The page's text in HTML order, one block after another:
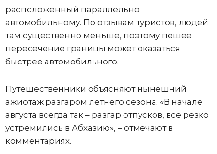
расположенный параллельно
автомобильному. По отзывам туристов, людей
там существенно меньше, поэтому пешее
пересечение границы может оказаться
быстрее автомобильного.
Путешественники объясняют нынешний
ажиотаж разгаром летнего сезона. «В начале
августа всегда так – разгар отпусков, все резко
устремились в Абхазию», – отмечают в
комментариях.